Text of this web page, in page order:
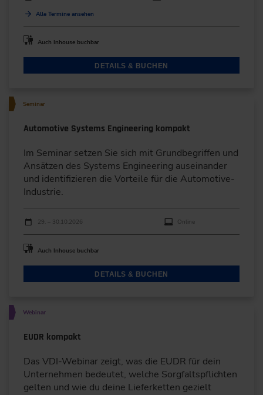
Alle Termine ansehen
Auch Inhouse buchbar
DETAILS & BUCHEN
Seminar
Automotive Systems Engineering kompakt
Im Seminar setzen Sie sich mit Grundbegriffen und
Ansätzen des Systems Engineering auseinander
und identifizieren die Vorteile für die Automotive-
Industrie.
Durchführungen
Veranstaltungsdatum
29. – 30.10.2026 Online
Auch Inhouse buchbar
DETAILS & BUCHEN
Webinar
EUDR kompakt
Das VDI-Webinar zeigt, was die EUDR für dein
Unternehmen bedeutet, welche Sorgfaltspflichten
gelten und wie du deine Lieferketten gezielt